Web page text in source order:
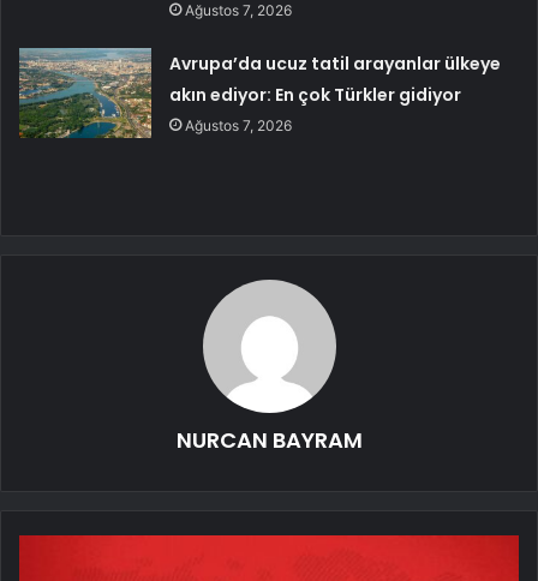
Ağustos 7, 2026
Avrupa’da ucuz tatil arayanlar ülkeye
akın ediyor: En çok Türkler gidiyor
Ağustos 7, 2026
NURCAN BAYRAM